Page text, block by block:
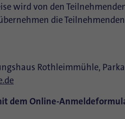
wird von den
die
Rothleimmühle,
dem Online-